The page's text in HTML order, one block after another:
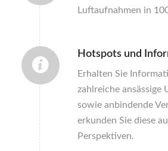
Luftaufnahmen in
Hotspots und
Erhalten Sie
zahlreiche ansässige
sowie anbindende
erkunden Sie diese
Perspektiven.